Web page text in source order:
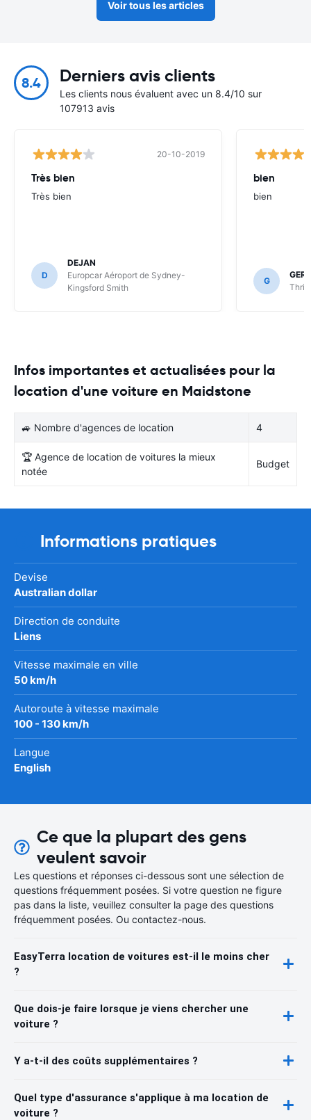
Voir tous les articles
8.4 Derniers avis clients
Les clients nous évaluent avec un 8.4/10 sur
107913 avis
20-10-2019
Très bien
Très bien
D
DEJAN
Europcar Aéroport de Sydney-
Kingsford Smith
bien
bien
G
Infos importantes et actualisées pour la
location d'une voiture en Maidstone
🚙 Nombre d'agences de location 4
🏆 Agence de location de voitures la mieux
notée
Budget
Informations pratiques
Devise
Australian dollar
Direction de conduite
Liens
Vitesse maximale en ville
50 km/h
Autoroute à vitesse maximale
100 - 130 km/h
Langue
English
Ce que la plupart des gens
veulent savoir
Les questions et réponses ci-dessous sont une sélection de
questions fréquemment posées. Si votre question ne figure
pas dans la liste, veuillez consulter la page des questions
fréquemment posées. Ou contactez-nous.
EasyTerra location de voitures est-il le moins cher
?
Que dois-je faire lorsque je viens chercher une
voiture ?
Y a-t-il des coûts supplémentaires ?
Quel type d'assurance s'applique à ma location de
voiture ?